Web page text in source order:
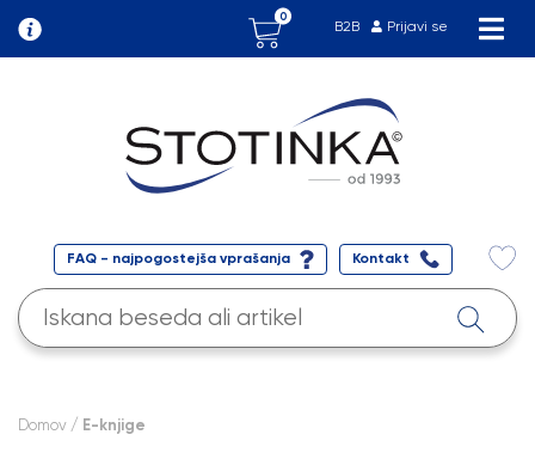
B2B Prijavi se
0
FAQ - najpogostejša vprašanja Kontakt
Domov / E-knjige